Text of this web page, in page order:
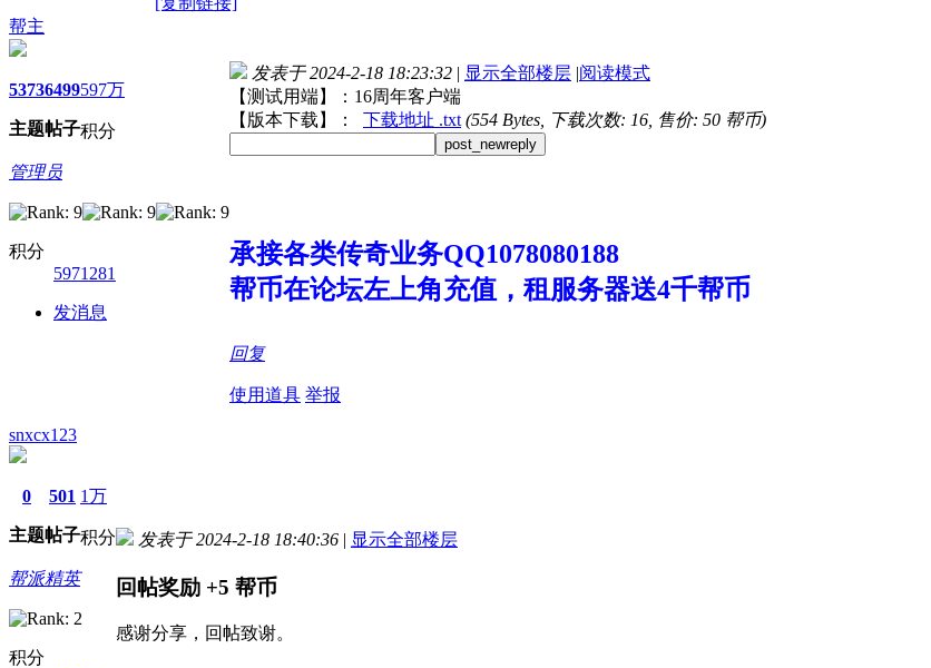
帮主
5373
主题
6499
帖子
597万
积分
管理员
积分
5971281
发消息
发表于 2024-2-18 18:23:32 | 显示全部楼层 |阅读模式
【测试用端】：16周年客户端
【版本下载】：
下载地址 .txt (554 Bytes, 下载次数: 16, 售价: 50 帮币)
post_newreply
承接各类传奇业务QQ1078080188
帮币在论坛左上角充值，租服务器送4千帮币
回复
使用道具 举报
snxcx123
0
主题
501
帖子
1万
积分
帮派精英
积分
发表于 2024-2-18 18:40:36 | 显示全部楼层
回帖奖励 +5 帮币
感谢分享，回帖致谢。